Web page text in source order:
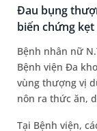
Đau bụng
biến chứng
Bệnh nhân nữ
Bệnh viện Đa
vùng thượng vị
nôn ra thức ăn,
Tại Bệnh viện,